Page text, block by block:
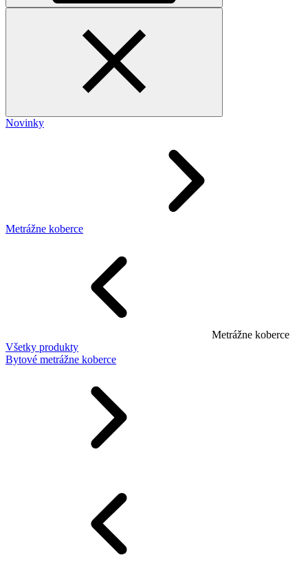
Novinky
Metrážne koberce
Metrážne koberce
Všetky produkty
Bytové metrážne koberce